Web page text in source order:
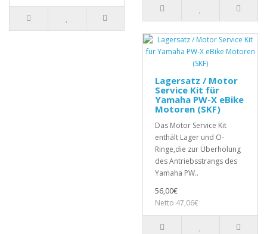
Lagersatz / Motor
Service Kit für
Yamaha PW-X eBike
Motoren (SKF)
Das Motor Service Kit
enthält Lager und O-
Ringe,die zur Überholung
des Antriebsstrangs des
Yamaha PW..
56,00€
Netto 47,06€